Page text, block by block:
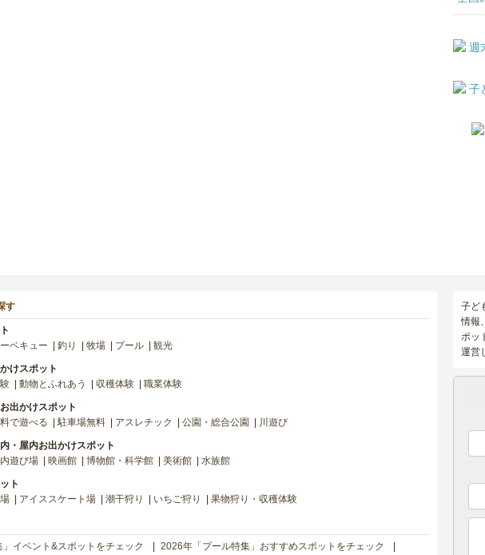
す
ベキュー 釣り 牧場 プール 観光
けスポット
動物とふれあう 収穫体験 職業体験
出かけスポット
で遊べる 駐車場無料 アスレチック 公園・総合公園 川遊び
・屋内お出かけスポット
遊び場 映画館 博物館・科学館 美術館 水族館
ト
アイススケート場 潮干狩り いちご狩り 果物狩り・収穫体験
イベント&スポットをチェック
2026年「プール特集」おすすめスポットをチェック
子ど
情報
ポッ
運営